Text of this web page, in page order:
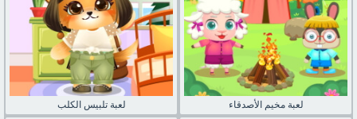
لعبة تلبيس الكلب لعبة مخيم الأصدقاء